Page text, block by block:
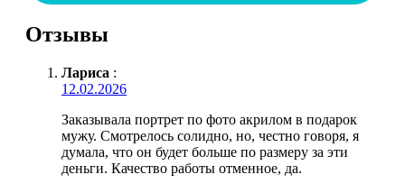
Отзывы
Лариса :
12.02.2026
Заказывала портрет по фото акрилом в подарок
мужу. Смотрелось солидно, но, честно говоря, я
думала, что он будет больше по размеру за эти
деньги. Качество работы отменное, да.